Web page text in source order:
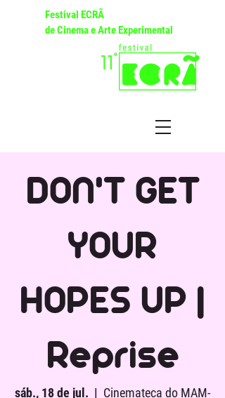
Festival ECRÃ
de Cinema e Arte Experimental
DON'T GET
YOUR
HOPES UP |
Reprise
sáb., 18 de jul.
  |
Cinemateca do MAM-